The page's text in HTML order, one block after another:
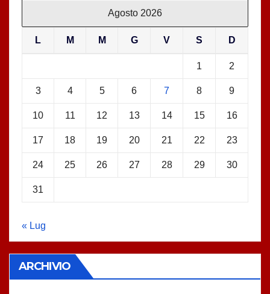
Agosto 2026
L M M G V S D
1 2
3 4 5 6 7 8 9
10 11 12 13 14 15 16
17 18 19 20 21 22 23
24 25 26 27 28 29 30
31
« Lug
ARCHIVIO